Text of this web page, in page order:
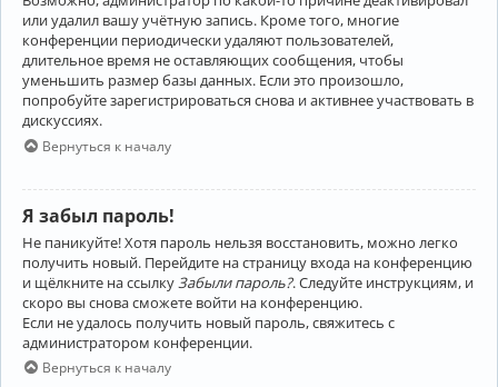
или удалил вашу учётную запись. Кроме того, многие
конференции периодически удаляют пользователей,
длительное время не оставляющих сообщения, чтобы
уменьшить размер базы данных. Если это произошло,
попробуйте зарегистрироваться снова и активнее участвовать в
дискуссиях.
Вернуться к началу
Я забыл пароль!
Не паникуйте! Хотя пароль нельзя восстановить, можно легко
получить новый. Перейдите на страницу входа на конференцию
и щёлкните на ссылку Забыли пароль?. Следуйте инструкциям, и
скоро вы снова сможете войти на конференцию.
Если не удалось получить новый пароль, свяжитесь с
администратором конференции.
Вернуться к началу